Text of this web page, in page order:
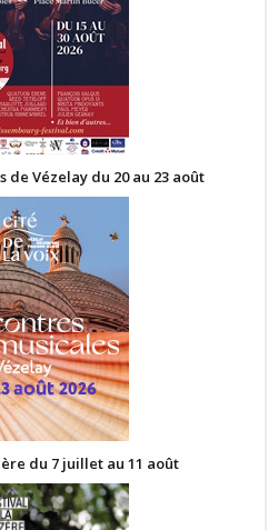
de Vézelay du 20 au 23 août
du 7 juillet au 11 août